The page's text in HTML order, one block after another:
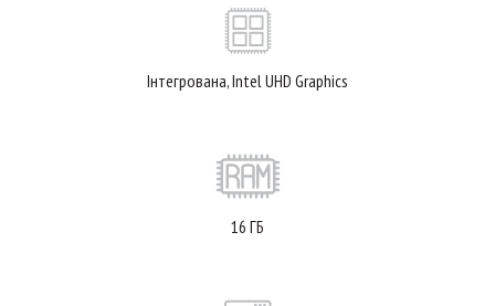
Інтегрована, Intel UHD Graphics
16 ГБ